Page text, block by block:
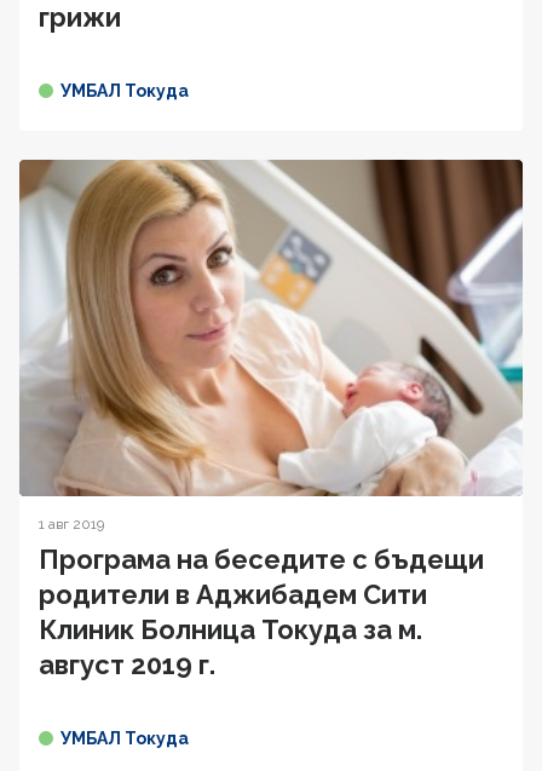
грижи
УМБАЛ Токуда
1 авг 2019
Програма на беседите с бъдещи
родители в Аджибадем Сити
Клиник Болница Токуда за м.
август 2019 г.
УМБАЛ Токуда